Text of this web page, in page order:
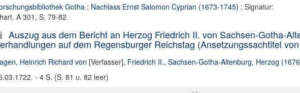
Gotha; Nachlass Ernst Salomon Cyprian (1673-1745) ; Signatur:
A 301, S. 79-82
Auszug aus dem Bericht an Herzog Friedrich II. von Sachsen-Gotha-
auf dem Regensburger Reichstag (Ansetzungssachtitel
Heinrich Richard von [Verfasser], Friedrich II., Sachsen-Gotha-Altenburg, Herzog
- 4 S. (S. 81 u. 82 leer)